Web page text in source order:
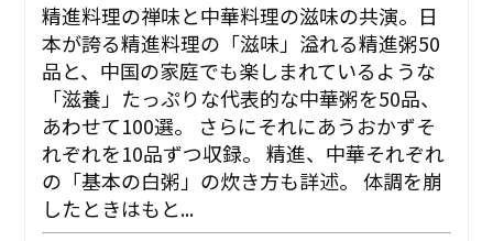
精進料理の禅味と中華料理の滋味の共演。日
本が誇る精進料理の「滋味」溢れる精進粥50
品と、中国の家庭でも楽しまれているような
「滋養」たっぷりな代表的な中華粥を50品、
あわせて100選。 さらにそれにあうおかずそ
れぞれを10品ずつ収録。 精進、中華それぞれ
の「基本の白粥」の炊き方も詳述。 体調を崩
したときはもと...